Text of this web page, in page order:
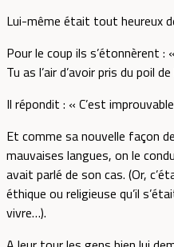
Lui-même était tout heureux
Pour le coup ils s’étonnèrent :
Tu as l’air d’avoir pris du poil
Il répondit : « C’est
Et comme sa nouvelle façon
mauvaises langues, on le
avait parlé de son cas. (Or,
éthique ou religieuse qu’il
vivre…).